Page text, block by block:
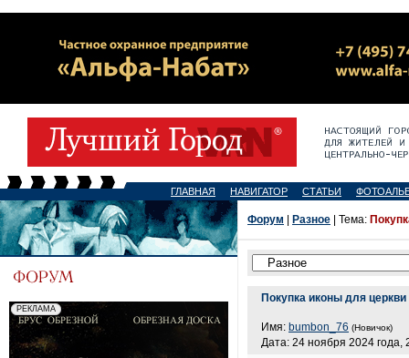
ГЛАВНАЯ НАВИГАТОР СТАТЬИ
Форум Разное | Тема:
Покупка иконы для церкви
Имя: bumbon_76 (Новичок)
Дата: 24 ноября 2024 года,